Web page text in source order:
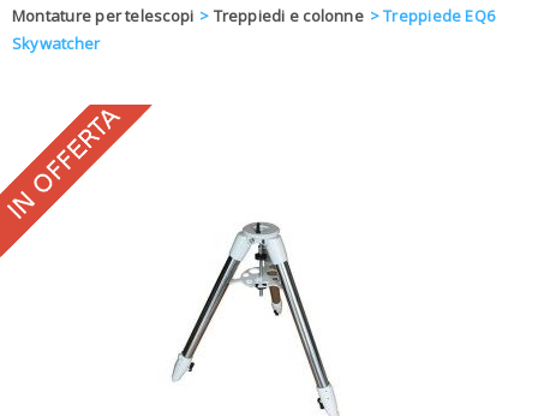
BLOG
ENTI E PA
CONTATTI
Montature per telescopi > Treppiedi e colonne >Treppiede EQ6
Skywatcher